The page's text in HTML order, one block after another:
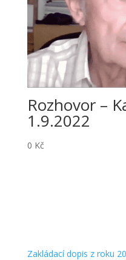
Rozhovor –
1.9.2022
0 Kč
Zakládací dopis z roku